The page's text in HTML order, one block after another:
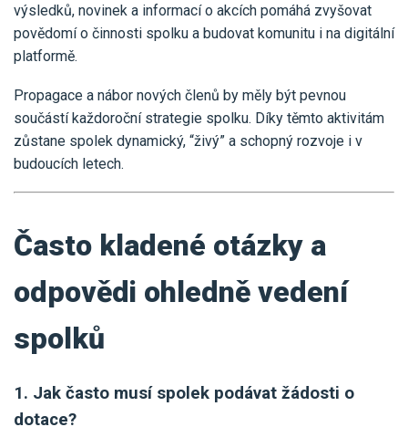
výsledků, novinek a informací o akcích pomáhá zvyšovat
povědomí o činnosti spolku a budovat komunitu i na digitální
platformě.
Propagace a nábor nových členů by měly být pevnou
součástí každoroční strategie spolku. Díky těmto aktivitám
zůstane spolek dynamický, “živý” a schopný rozvoje i v
budoucích letech.
Často kladené otázky a
odpovědi ohledně vedení
spolků
1. Jak často musí spolek podávat žádosti o
dotace?